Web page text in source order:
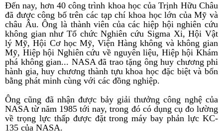
Đến nay, hơn 40 công trình khoa học của Trịnh Hữu Châu
đã được công bố trên các tạp chí khoa học lớn của Mỹ và
châu Âu. Ông là thành viên của các hiệp hội nghiên cứu
không gian như Tổ chức Nghiên cứu Sigma Xi, Hội Vật
lý Mỹ, Hội Cơ học Mỹ, Viện Hàng không và không gian
Mỹ, Hiệp hội Nghiên cứu về nguyên liệu, Hiệp hội Khám
phá không gian... NASA đã trao tặng ông huy chương phi
hành gia, huy chương thành tựu khoa học đặc biệt và bốn
bằng phát minh cùng với các đồng nghiệp.
Ông cũng đã nhận được bảy giải thưởng công nghệ của
NASA từ năm 1985 tới nay, trong đó có dụng cụ đo lường
về trọng lực thấp được đặt trong máy bay phản lực KC-
135 của NASA.